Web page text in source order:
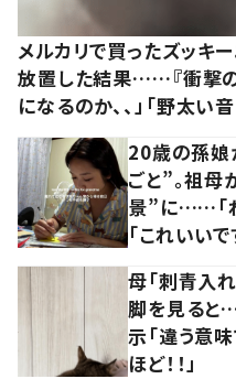
メルカリで買ったズッキ
放置した結果……『衝撃の
になるのか、、」「野太い音
20歳の孫娘
ごと”。祖
景”に……「わ
「これいいで
母「刺青入れ
脚を見ると
示「違う意味
ほど！！」